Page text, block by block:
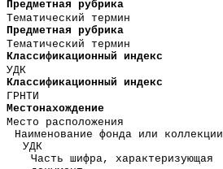
Предметная рубрика
Тематический термин
Предметная рубрика
Тематический термин
Классификационный индекс
УДК
Классификационный индекс
ГРНТИ
Местонахождение
Место расположения
Наименование фонда или коллекции
УДК
Часть шифра, характеризующая